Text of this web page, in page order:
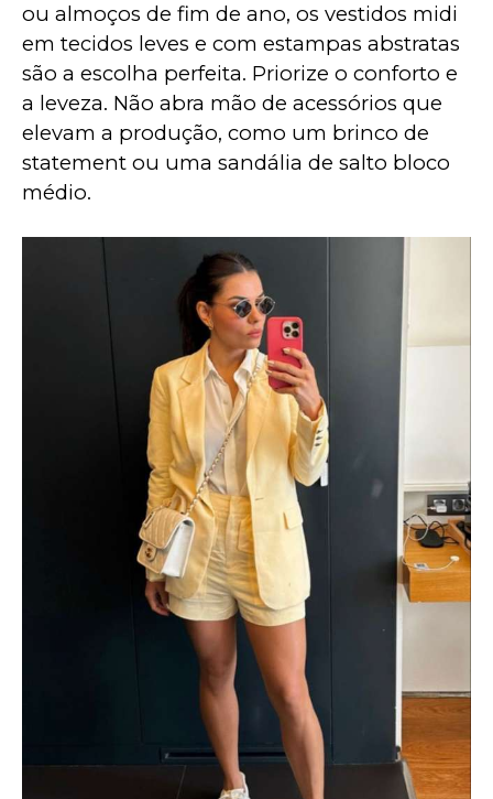
ou almoços de fim de ano, os vestidos midi
em tecidos leves e com estampas abstratas
são a escolha perfeita. Priorize o conforto e
a leveza. Não abra mão de acessórios que
elevam a produção, como um brinco de
statement ou uma sandália de salto bloco
médio.